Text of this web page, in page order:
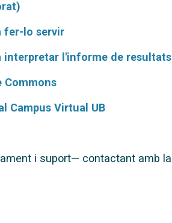
fer-lo servir
interpretar l'informe de resultats
Commons
Campus Virtual UB
i suport— contactant amb la